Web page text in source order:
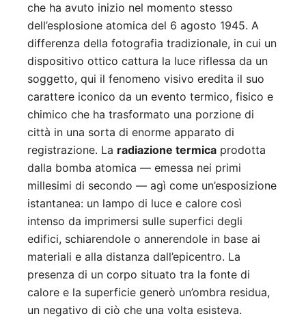
che ha avuto inizio nel momento stesso
dell’esplosione atomica del 6 agosto 1945. A
differenza della fotografia tradizionale, in cui un
dispositivo ottico cattura la luce riflessa da un
soggetto, qui il fenomeno visivo eredita il suo
carattere iconico da un evento termico, fisico e
chimico che ha trasformato una porzione di
città in una sorta di enorme apparato di
registrazione. La radiazione termica prodotta
dalla bomba atomica — emessa nei primi
millesimi di secondo — agì come un’esposizione
istantanea: un lampo di luce e calore così
intenso da imprimersi sulle superfici degli
edifici, schiarendole o annerendole in base ai
materiali e alla distanza dall’epicentro. La
presenza di un corpo situato tra la fonte di
calore e la superficie generò un’ombra residua,
un negativo di ciò che una volta esisteva.